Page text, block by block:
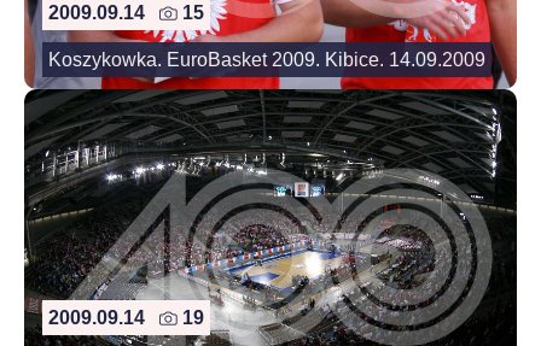
2009.09.14 15
Koszykowka. EuroBasket 2009. Kibice. 14.09.2009
2009.09.14 19